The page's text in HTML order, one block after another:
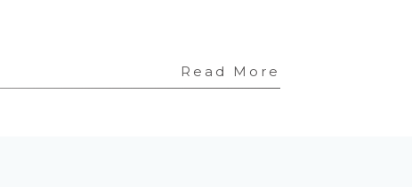
Read More